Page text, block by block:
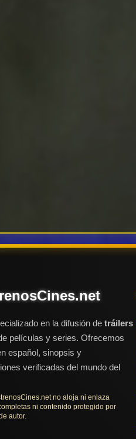
en la difusión de tráilers
películas y series. Ofrecemos
español, sinopsis y
verificadas del mundo del
no aloja ni enlaza
ni contenido protegido por
autor.